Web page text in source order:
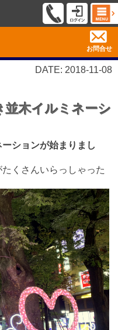
お問合せ
DATE: 2018-11-08
並木イルミネーシ
ションが始まりまし
くさんいらっしゃった